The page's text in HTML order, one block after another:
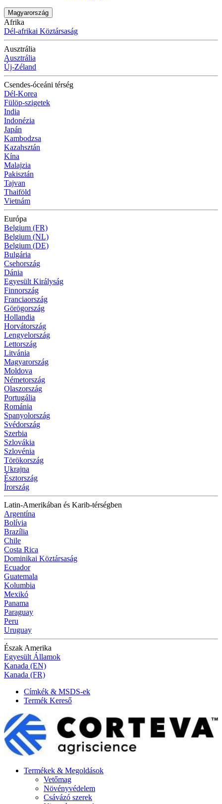
Magyarország
Afrika
Dél-afrikai Köztársaság
Ausztrália
Ausztrália
Új-Zéland
Csendes-óceáni térség
Dél-Korea
Fülöp-szigetek
India
Indonézia
Japán
Kambodzsa
Kazahsztán
Kína
Malajzia
Pakisztán
Tajvan
Thaiföld
Vietnám
Európa
Belgium (FR)
Belgium (NL)
Belgium (DE)
Bulgária
Csehország
Dánia
Egyesült Királyság
Finnország
Franciaország
Görögország
Hollandia
Horvátország
Lengyelország
Lettország
Litvánia
Magyarország
Moldova
Németország
Olaszország
Portugália
Románia
Spanyolország
Svédország
Szerbia
Szlovákia
Szlovénia
Törökország
Ukrajna
Észtország
Írország
Latin-Amerikában és Karib-térségben
Argentína
Bolívia
Brazília
Chile
Costa Rica
Dominikai Köztársaság
Ecuador
Guatemala
Kolumbia
Mexikó
Panama
Paraguay
Peru
Uruguay
Észak Amerika
Egyesült Államok
Kanada (EN)
Kanada (FR)
Címkék & MSDS-ek
Termék Kereső
Termékek & Megoldások
Vetőmag
Növényvédelem
Csávázó szerek